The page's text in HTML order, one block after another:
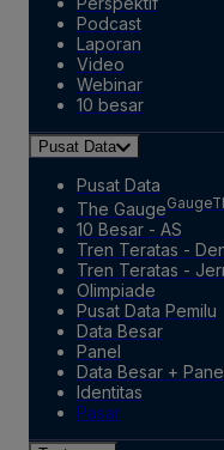
Podcast
Laporan
Video
Webinar
10 besar
Pusat Data
Pusat Data
The Gauge
10 Besar - AS
Tren Teratas -
Tren Teratas -
Olimpiade
Pusat Data Pemilu
Data Besar
Panel
Data Besar +
Identitas
Pasar